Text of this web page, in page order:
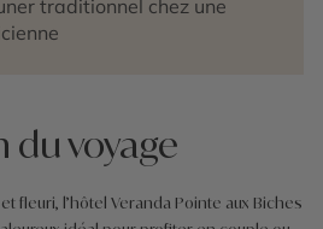
traditionnel chez une
du voyage
fleuri, l’hôtel Veranda Pointe aux Biches